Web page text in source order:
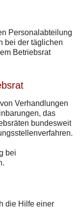
Personalabteilung
bei der täglichen
Betriebsrat
Verhandlungen
das
bundesweit
bei
die Hilfe einer